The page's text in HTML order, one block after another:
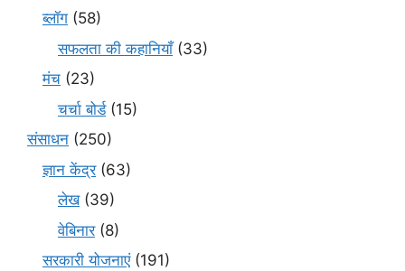
ब्लॉग (58)
सफलता की कहानियाँ(33)
मंच (23)
चर्चा बोर्ड(15)
संसाधन (250)
ज्ञान केंद्र(63)
लेख(39)
वेबिनार(8)
सरकारी योजनाएं(191)